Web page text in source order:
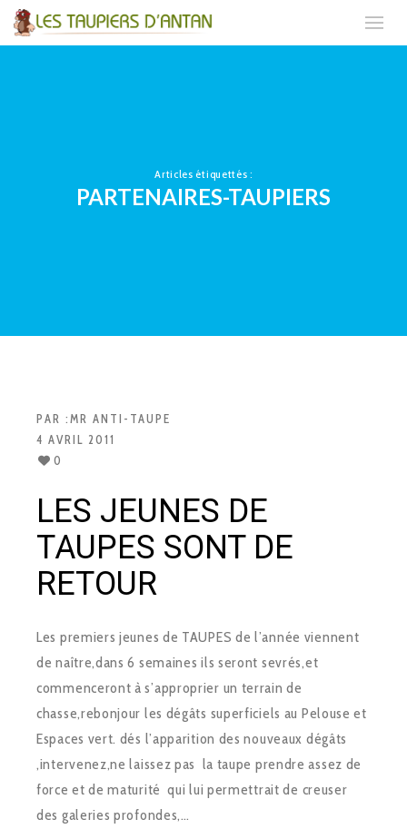
Articles étiquettés :
PARTENAIRES-TAUPIERS
PAR :MR ANTI-TAUPE
4 AVRIL 2011
0
LES JEUNES DE
TAUPES SONT DE
RETOUR
Les premiers jeunes de TAUPES de l’année viennent
de naître,dans 6 semaines ils seront sevrés,et
commenceront à s’approprier un terrain de
chasse,rebonjour les dégâts superficiels au Pelouse et
Espaces vert. dés l’apparition des nouveaux dégâts
,intervenez,ne laissez pas la taupe prendre assez de
force et de maturité qui lui permettrait de creuser
des galeries profondes,…